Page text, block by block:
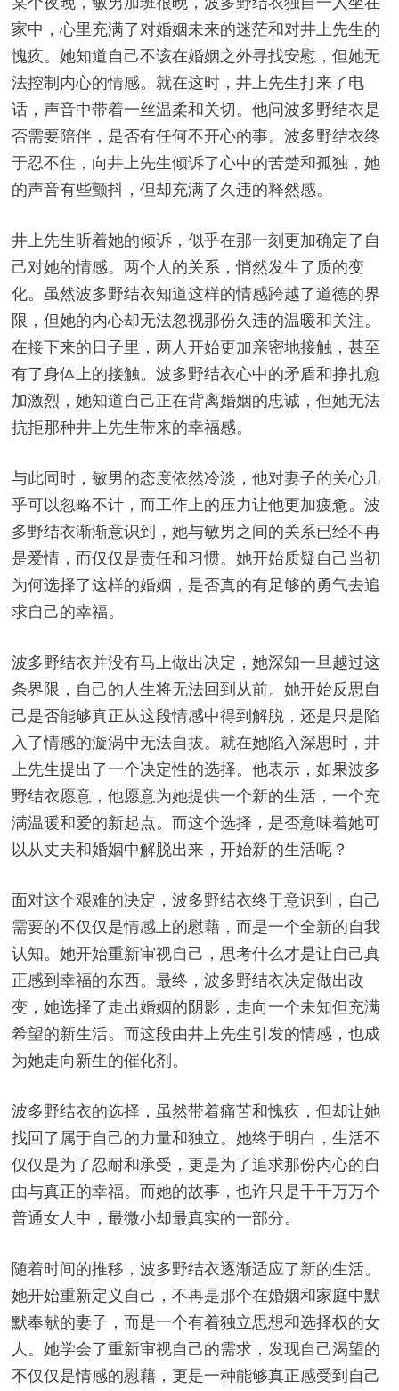
家中，心里充满了对婚姻未来的迷茫和对井上先生的
愧疚。她知道自己不该在婚姻之外寻找安慰，但她无
法控制内心的情感。就在这时，井上先生打来了电
话，声音中带着一丝温柔和关切。他问波多野结衣是
否需要陪伴，是否有任何不开心的事。波多野结衣终
于忍不住，向井上先生倾诉了心中的苦楚和孤独，她
的声音有些颤抖，但却充满了久违的释然感。
井上先生听着她的倾诉，似乎在那一刻更加确定了自
己对她的情感。两个人的关系，悄然发生了质的变
化。虽然波多野结衣知道这样的情感跨越了道德的界
限，但她的内心却无法忽视那份久违的温暖和关注。
在接下来的日子里，两人开始更加亲密地接触，甚至
有了身体上的接触。波多野结衣心中的矛盾和挣扎愈
加激烈，她知道自己正在背离婚姻的忠诚，但她无法
抗拒那种井上先生带来的幸福感。
与此同时，敏男的态度依然冷淡，他对妻子的关心几
乎可以忽略不计，而工作上的压力让他更加疲惫。波
多野结衣渐渐意识到，她与敏男之间的关系已经不再
是爱情，而仅仅是责任和习惯。她开始质疑自己当初
为何选择了这样的婚姻，是否真的有足够的勇气去追
求自己的幸福。
波多野结衣并没有马上做出决定，她深知一旦越过这
条界限，自己的人生将无法回到从前。她开始反思自
己是否能够真正从这段情感中得到解脱，还是只是陷
入了情感的漩涡中无法自拔。就在她陷入深思时，井
上先生提出了一个决定性的选择。他表示，如果波多
野结衣愿意，他愿意为她提供一个新的生活，一个充
满温暖和爱的新起点。而这个选择，是否意味着她可
以从丈夫和婚姻中解脱出来，开始新的生活呢？
面对这个艰难的决定，波多野结衣终于意识到，自己
需要的不仅仅是情感上的慰藉，而是一个全新的自我
认知。她开始重新审视自己，思考什么才是让自己真
正感到幸福的东西。最终，波多野结衣决定做出改
变，她选择了走出婚姻的阴影，走向一个未知但充满
希望的新生活。而这段由井上先生引发的情感，也成
为她走向新生的催化剂。
波多野结衣的选择，虽然带着痛苦和愧疚，但却让她
找回了属于自己的力量和独立。她终于明白，生活不
仅仅是为了忍耐和承受，更是为了追求那份内心的自
由与真正的幸福。而她的故事，也许只是千千万万个
普通女人中，最微小却最真实的一部分。
随着时间的推移，波多野结衣逐渐适应了新的生活。
她开始重新定义自己，不再是那个在婚姻和家庭中默
默奉献的妻子，而是一个有着独立思想和选择权的女
人。她学会了重新审视自己的需求，发现自己渴望的
不仅仅是情感的慰藉，更是一种能够真正感受到自己